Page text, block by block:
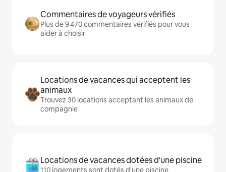
Commentaires de voyageurs vérifiés
Plus de 9 470 commentaires vérifiés pour vous
aider à choisir
Locations de vacances qui acceptent les
animaux
Trouvez 30 locations acceptant les animaux de
compagnie
Locations de vacances dotées d'une piscine
110 logements sont dotés d'une piscine